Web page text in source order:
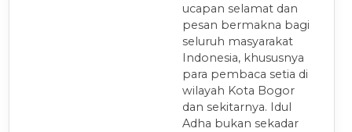
ucapan selamat dan
pesan bermakna bagi
seluruh masyarakat
Indonesia, khususnya
para pembaca setia di
wilayah Kota Bogor
dan sekitarnya. Idul
Adha bukan sekadar